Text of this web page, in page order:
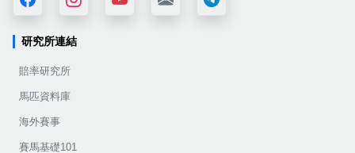
研究所連結
賠率研究所
馬匹資料庫
海外賽事
賽馬基礎101